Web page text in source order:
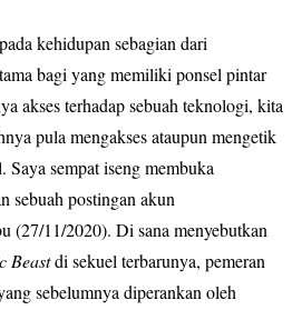
kehidupan sebagian dari
bagi yang memiliki ponsel pintar
akses terhadap sebuah teknologi, kita
pula mengakses ataupun mengetik
Saya sempat iseng membuka
sebuah postingan akun
(27/11/2020). Di sana menyebutkan
Beastdi sekuel terbarunya, pemeran
sebelumnya diperankan oleh